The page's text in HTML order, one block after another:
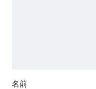
名前